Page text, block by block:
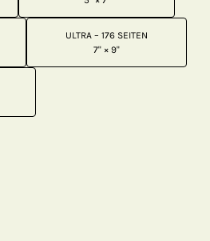
ULTRA – 176 SEITEN
7" × 9"